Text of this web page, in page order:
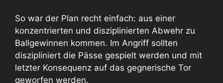
So war der Plan recht einfach: aus einer
konzentrierten und disziplinierten Abwehr zu
Ballgewinnen kommen. Im Angriff sollten
diszipliniert die Pässe gespielt werden und mit
letzter Konsequenz auf das gegnerische Tor
geworfen werden.